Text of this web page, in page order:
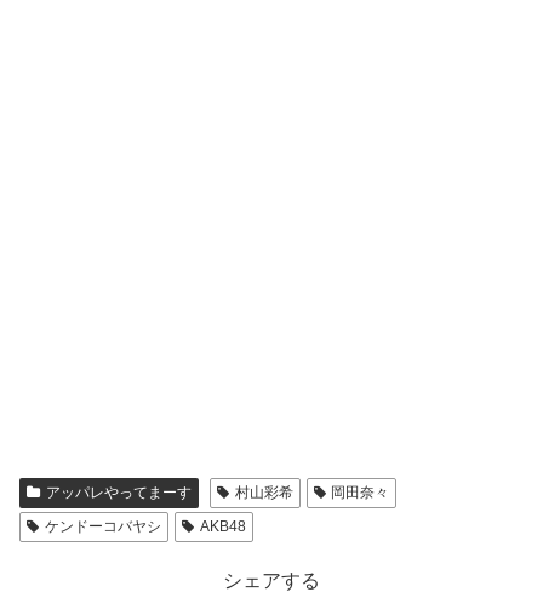
アッパレやってまーす 村山彩希
岡田奈々
ケンドーコバヤシ
AKB48
シェアする